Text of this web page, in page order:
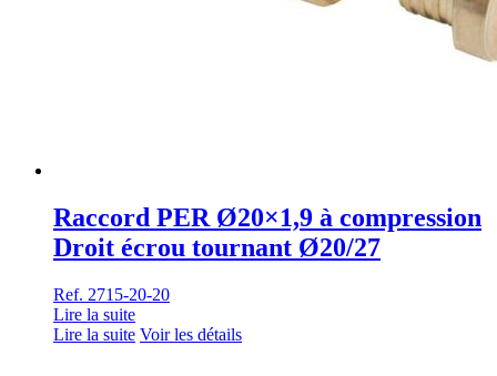
Raccord PER Ø20×1,9 à compression
Droit écrou tournant Ø20/27
Ref. 2715-20-20
Lire la suite
Lire la suite Voir les détails